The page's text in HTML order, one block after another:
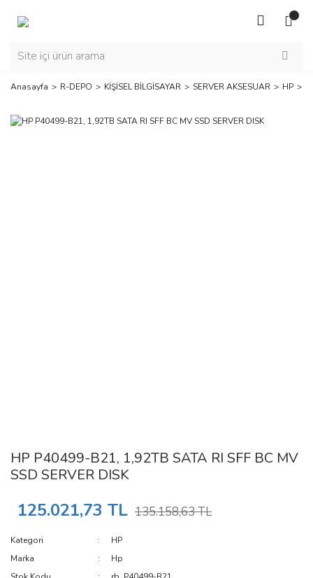
Anasayfa R-DEPO KİŞİSEL BİLGİSAYAR SERVER AKSESUAR HP
HP P40499-B21, 1,92TB SATA RI SFF BC MV
SSD SERVER DISK
125.021,73 TL 135.158,63 TL
Kategori
HP
Marka
Hp